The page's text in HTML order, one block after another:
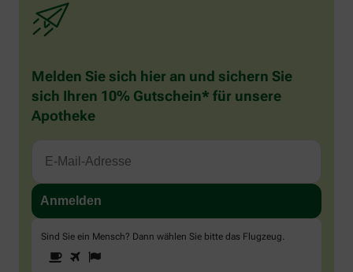
Melden Sie sich hier an und sichern Sie
sich Ihren 10% Gutschein* für unsere
Apotheke
Sind Sie ein Mensch? Dann wählen Sie bitte das Flugzeug.
Sind
Sie
1 2